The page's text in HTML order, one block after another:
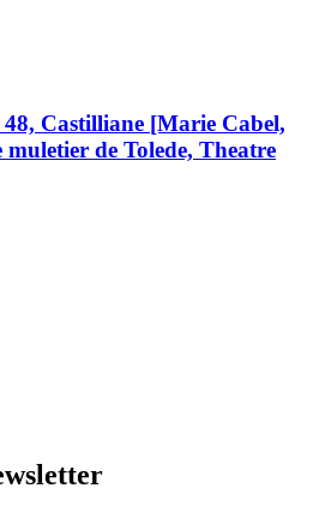
48, Castilliane [Marie Cabel,
de Tolede, Theatre